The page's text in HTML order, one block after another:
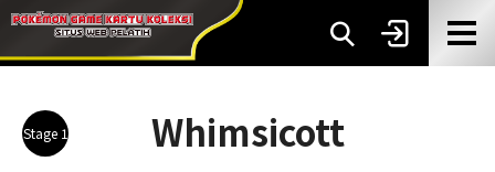
Stage 1 Whimsicott